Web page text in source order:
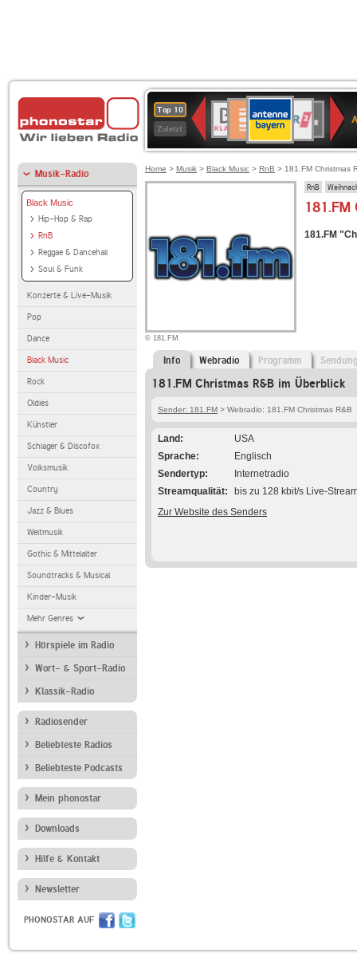
Top 10
Zuletzt
Deutschlandfunk
80er
90er
OLDIE
ANTENNE
SWR3
WDR
4
BR-
KLASSIK
Deutschlandfunk
KulturBAYERN
2
SWR
Kultur
NDR
2
Musik-Radio
Black Music
Hip-Hop & Rap
RnB
Reggae & Dancehall
Soul & Funk
Konzerte & Live-Musik
Pop
Dance
Black Music
Rock
Oldies
Künstler
Schlager & Discofox
Volksmusik
Country
Jazz & Blues
Weltmusik
Gothic & Mittelalter
Soundtracks & Musical
Kinder-Musik
Mehr Genres
Hörspiele im Radio
Wort- & Sport-Radio
Klassik-Radio
Radiosender
Beliebteste Radios
Beliebteste Podcasts
Mein phonostar
Downloads
Hilfe & Kontakt
Newsletter
PHONOSTAR AUF
Home > Musik > Black Music > RnB > 181.FM Christmas
© 181.FM
RnB
181.FM
181.FM
Info Webradio Programm
181.FM Christmas R&B im Überblick
Sender: 181.FM > Webradio: 181.FM Christmas R&B
Land
USA
Sprache
Englisch
Sendertyp
Internetradio
Streamqualität
bis zu 128 kbit/s Live-
Zur Website des Senders